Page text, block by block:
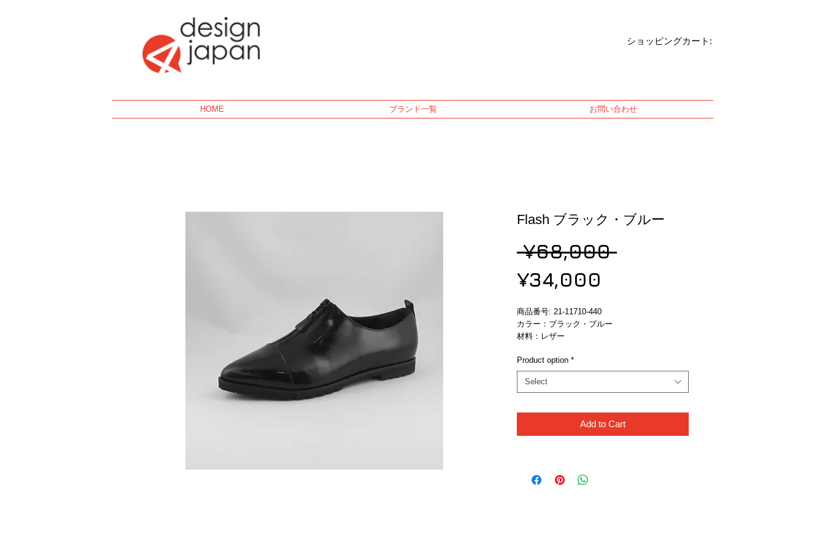
Geek ショッピングカート:
HOME ブランド一覧 お問い合わせ
Flash ブラック・ブルー
¥68,000 Regular
¥34,000
Price
商品番号: 21-11710-440
カラー：ブラック・ブルー
材料：レザー
Product option *
Select
Add to Cart